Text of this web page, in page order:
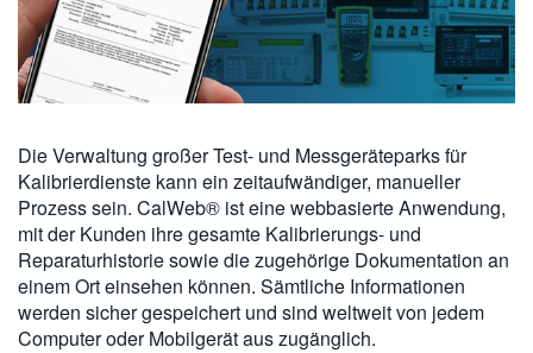
Die Verwaltung großer Test- und Messgeräteparks für
Kalibrierdienste kann ein zeitaufwändiger, manueller
Prozess sein. CalWeb® ist eine webbasierte Anwendung,
mit der Kunden ihre gesamte Kalibrierungs- und
Reparaturhistorie sowie die zugehörige Dokumentation an
einem Ort einsehen können. Sämtliche Informationen
werden sicher gespeichert und sind weltweit von jedem
Computer oder Mobilgerät aus zugänglich.